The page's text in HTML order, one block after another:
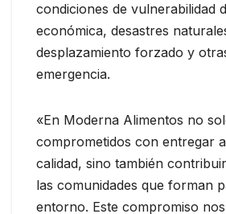
condiciones de vulnerabilidad
económica, desastres
desplazamiento forzado y
emergencia.
«En Moderna Alimentos no
comprometidos con entregar
calidad, sino también
las comunidades que forman
entorno. Este compromiso